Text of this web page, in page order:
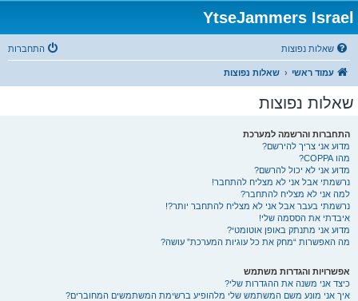
YtseJammers Israel
שאלות נפוצות התחברות
עמוד ראשי שאלות נפוצות
שאלות נפוצות
התחברות והרשמה למערכת
מדוע אני צריך להירשם?
מהו COPPA?
מדוע אני לא יכול להרשם?
נרשמתי אבל אני לא מצליח להתחבר!
למה אני לא מצליח להתחבר?
נרשמתי בעבר אבל אני לא מצליח להתחבר יותר?!
איבדתי את הססמה שלי!
מדוע אני מתנתק באופן אוטומטי?
מה האפשרות “מחק את כל עוגיות המערכת” עושה?
אפשרויות והגדרות משתמש
כיצד אני משנה את ההגדרות שלי?
איך אני מונע משם המשתמש שלי מלהופיע ברשימת המשתמשים המחוברים?